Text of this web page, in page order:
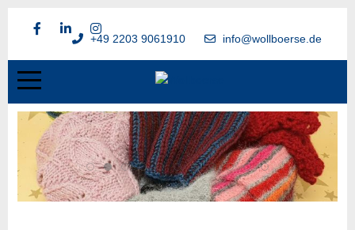
+49 2203 9061910 info@wollboerse.de